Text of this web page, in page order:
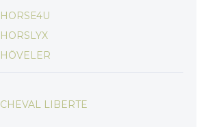
HORSE4U
HORSLYX
HÖVELER
CHEVAL LIBERTE